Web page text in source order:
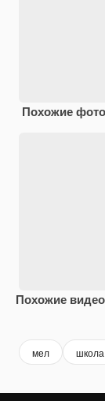
Похожие фото
Похожие видео
мел школа